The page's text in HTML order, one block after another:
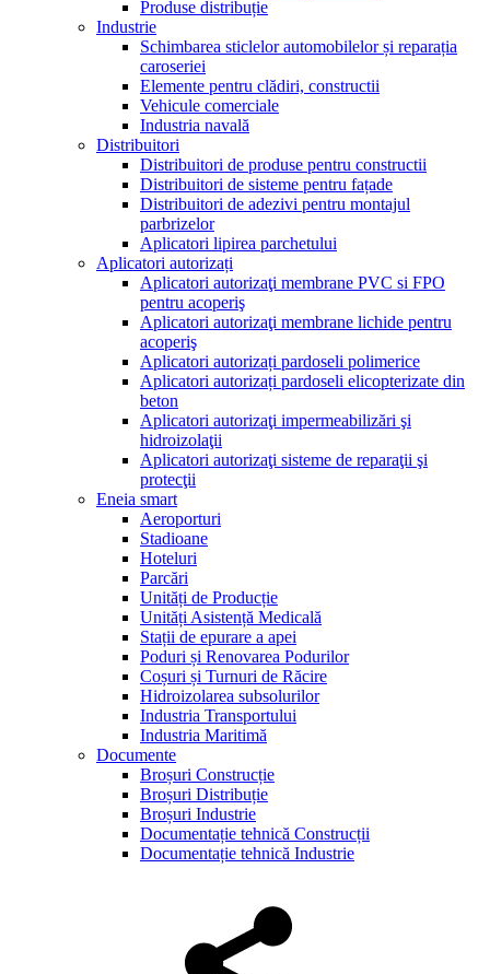
Produse distribuție
Industrie
Schimbarea sticlelor automobilelor și reparația
caroseriei
Elemente pentru clădiri, constructii
Vehicule comerciale
Industria navală
Distribuitori
Distribuitori de produse pentru constructii
Distribuitori de sisteme pentru fațade
Distribuitori de adezivi pentru montajul
parbrizelor
Aplicatori lipirea parchetului
Aplicatori autorizați
Aplicatori autorizaţi membrane PVC si FPO
pentru acoperiş
Aplicatori autorizaţi membrane lichide pentru
acoperiş
Aplicatori autorizați pardoseli polimerice
Aplicatori autorizați pardoseli elicopterizate din
beton
Aplicatori autorizaţi impermeabilizări şi
hidroizolaţii
Aplicatori autorizaţi sisteme de reparaţii şi
protecţii
Eneia smart
Aeroporturi
Stadioane
Hoteluri
Parcări
Unități de Producție
Unități Asistență Medicală
Stații de epurare a apei
Poduri și Renovarea Podurilor
Coșuri și Turnuri de Răcire
Hidroizolarea subsolurilor
Industria Transportului
Industria Maritimă
Documente
Broșuri Construcție
Broșuri Distribuție
Broșuri Industrie
Documentație tehnică Construcții
Documentație tehnică Industrie